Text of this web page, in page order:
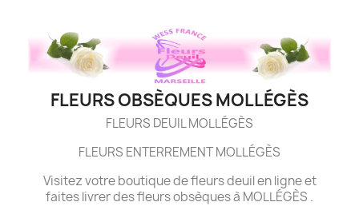
FLEURS OBSÈQUES MOLLÉGÈS
FLEURS DEUIL MOLLÉGÈS
FLEURS ENTERREMENT MOLLÉGÈS
Visitez votre boutique de fleurs deuil en ligne et
faites livrer des fleurs obsèques à MOLLÉGÈS .